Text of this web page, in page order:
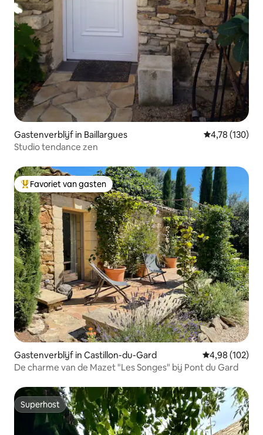
Gastenverblijf in Baillargues Gemiddelde
4,78 (130)
Studio tendance zen
Topfavoriet van gasten
Favoriet van gasten
Gastenverblijf in Castillon-du-Gard Gemiddelde
4,98 (102)
De charme van de Mazet "Les Songes" bij Pont du Gard
Superhost
Superhost